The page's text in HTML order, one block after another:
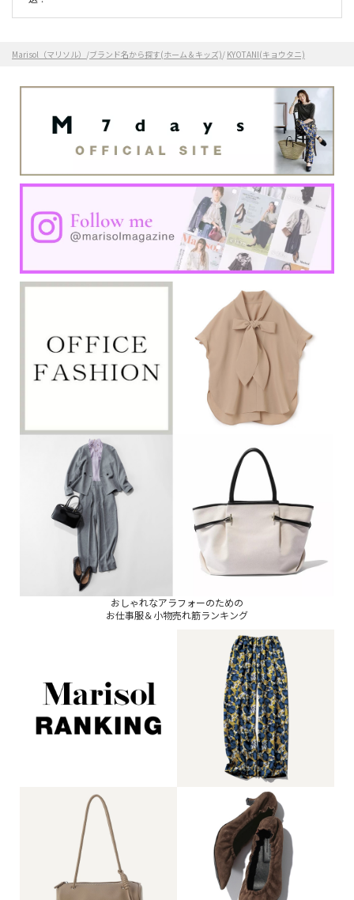
Marisol（マリソル） /ブランド名から探す(ホーム＆キッズ)/ KYOTANI(キョウタニ)
おしゃれなアラフォーのための
お仕事服＆小物売れ筋ランキング